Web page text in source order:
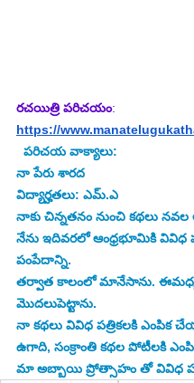
రచయిత్రి పరిచయం:
https://
పరిచయ వాక్యాలు:
నా పేరు శారద
విద్యార్హతలు: ఎమ్.ఎ
నాకు చిన్నతనం నుంచి కథలు నవల
నేను ఇదివరలో ఆంధ్రభూమికి వివిధ
పంపేదాన్ని.
తర్వాత కాలంలో మానేసాను.
మొదలుపెట్టాను.
నా కథలు వివిధ పత్రికలకి ఎంపిక
ఉగాది, సంక్రాంతి కథల పోటీలకి
మా అబ్బాయి ప్రోత్సాహం తో వివిధ